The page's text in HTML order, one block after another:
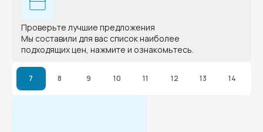
Проверьте лучшие предложения
Мы составили для вас список наиболее
подходящих цен, нажмите и ознакомьтесь.
7 8 9 10 11 12 13 14